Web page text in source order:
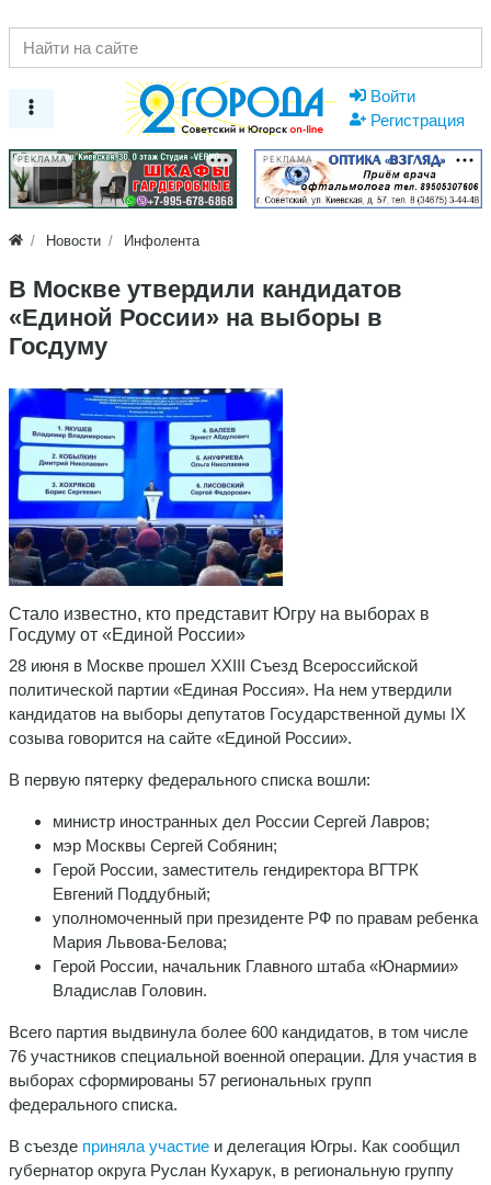
Войти
Регистрация
РЕКЛАМА РЕКЛАМА
Новости Инфолента
В Москве утвердили кандидатов
«Единой России» на выборы в
Госдуму
Стало известно, кто представит Югру на выборах в
Госдуму от «Единой России»
28 июня в Москве прошел XXIII Съезд Всероссийской
политической партии «Единая Россия». На нем утвердили
кандидатов на выборы депутатов Государственной думы IX
созыва говорится на сайте «Единой России».
В первую пятерку федерального списка вошли:
министр иностранных дел России Сергей Лавров;
мэр Москвы Сергей Собянин;
Герой России, заместитель гендиректора ВГТРК
Евгений Поддубный;
уполномоченный при президенте РФ по правам ребенка
Мария Львова-Белова;
Герой России, начальник Главного штаба «Юнармии»
Владислав Головин.
Всего партия выдвинула более 600 кандидатов, в том числе
76 участников специальной военной операции. Для участия в
выборах сформированы 57 региональных групп
федерального списка.
В съезде приняла участие и делегация Югры. Как сообщил
губернатор округа Руслан Кухарук, в региональную группу